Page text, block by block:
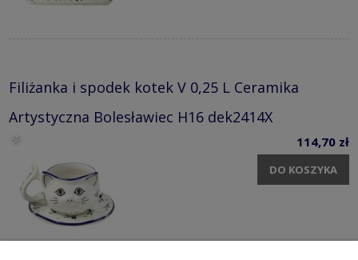
Filiżanka i spodek kotek V 0,25 L Ceramika
Artystyczna Bolesławiec H16 dek2414X
114,70 zł
DO KOSZYKA